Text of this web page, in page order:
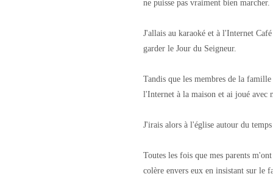
ne puisse pas vraiment bien marcher.
J'allais au karaoké et à l'Internet
garder le Jour du Seigneur.
Tandis que les membres de la
l'Internet à la maison et ai joué avec
J'irais alors à l'église autour du
Toutes les fois que mes parents
colère envers eux en insistant sur le